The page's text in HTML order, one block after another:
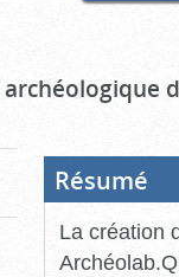
Résumé
La création